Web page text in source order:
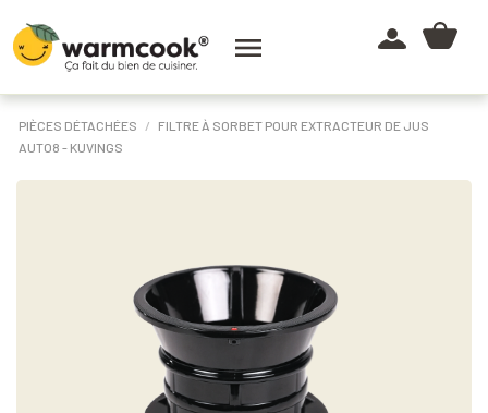

PIÈCES DÉTACHÉES
FILTRE À SORBET POUR EXTRACTEUR DE JUS
AUTO8 - KUVINGS